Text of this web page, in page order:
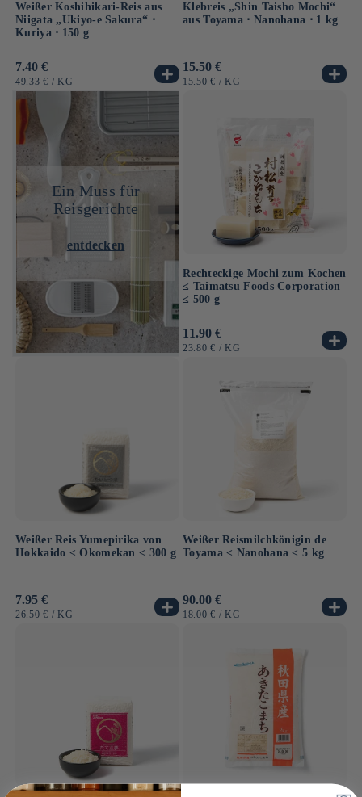
Weißer Koshihikari-Reis aus
Niigata „Ukiyo-e Sakura“ ⋅
Kuriya ⋅ 150 g
Normaler
Preis
7.40 €
GRUNDPREIS
49.33 € / PRO
KG
Klebreis „Shin Taisho Mochi“
aus Toyama ⋅ Nanohana ⋅ 1 kg
Normaler
Preis
15.50 €
GRUNDPREIS
15.50 € / PRO
KG
Ein Muss für
Reisgerichte
entdecken
Rechteckige Mochi zum Kochen
≤ Taimatsu Foods Corporation
≤ 500 g
Normaler
Preis
11.90 €
GRUNDPREIS
23.80 € / PRO
KG
Weißer Reis Yumepirika von
Hokkaido ≤ Okomekan ≤ 300 g
Normaler
Preis
7.95 €
GRUNDPREIS
26.50 € / PRO
KG
Weißer Reismilchkönigin de
Toyama ≤ Nanohana ≤ 5 kg
Normaler
Preis
90.00 €
GRUNDPREIS
18.00 € / PRO
KG